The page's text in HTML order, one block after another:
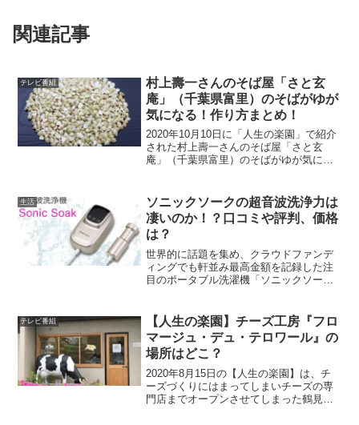
関連記事
テレビ番組
村上壽一さんのそば屋「さと玄
庵」（千葉県富里）のそばがゆが
気になる！作り方まとめ！
2020年10月10日に「人生の楽園」で紹介
された村上壽一さんのそば屋「さと玄
庵」（千葉県富里）のそばがゆが気にな
みましょう！
生活
ソニックソークの超音波洗浄力は
凄いのか！？口コミや評判、価格
は？
世界的に話題を集め、クラウドファンデ
ィングでも軒並み最高金額を記録した注
目のポータブル洗濯機「ソニックソーク
た早いユーザーから口コミレヴューや評
価もで...
テレビ番組
【人生の楽園】チーズ工房『フロ
マージュ・デュ・テロワール』の
場所はどこ？
2020年8月15日の【人生の楽園】は、チ
ーズづくりにはまってしまいチーズの専
門店までオープンさせてしまった鶴見和